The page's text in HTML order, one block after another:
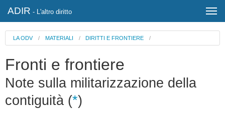
ADIR - L'altro diritto
LA ODV/ MATERIALI /DIRITTI E FRONTIERE /
Fronti e frontiere
Note sulla militarizzazione della
contiguità (*)